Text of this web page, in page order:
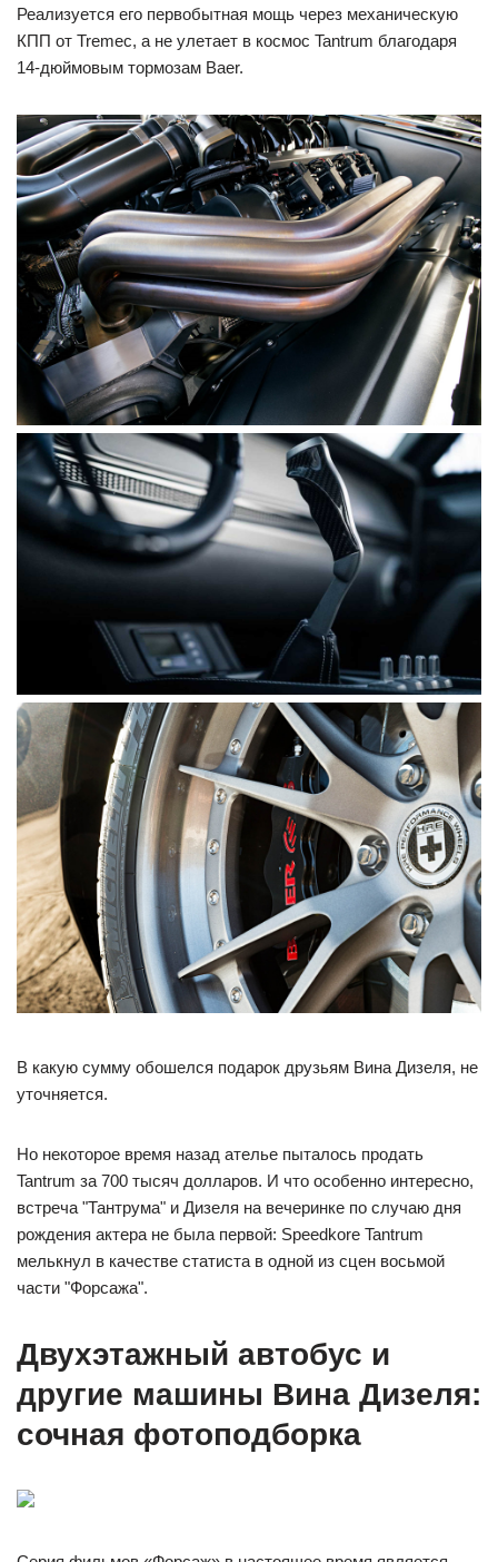
Реализуется его первобытная мощь через механическую
КПП от Tremec, а не улетает в космос Tantrum благодаря
14-дюймовым тормозам Baer.
В какую сумму обошелся подарок друзьям Вина Дизеля, не
уточняется.
Но некоторое время назад ателье пыталось продать
Tantrum за 700 тысяч долларов. И что особенно интересно,
встреча "Тантрума" и Дизеля на вечеринке по случаю дня
рождения актера не была первой: Speedkore Tantrum
мелькнул в качестве статиста в одной из сцен восьмой
части "Форсажа".
Двухэтажный автобус и
другие машины Вина Дизеля:
сочная фотоподборка